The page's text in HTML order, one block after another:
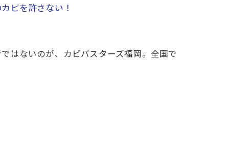
ビを許さない！
はないのが、カビバスターズ福岡。全国で